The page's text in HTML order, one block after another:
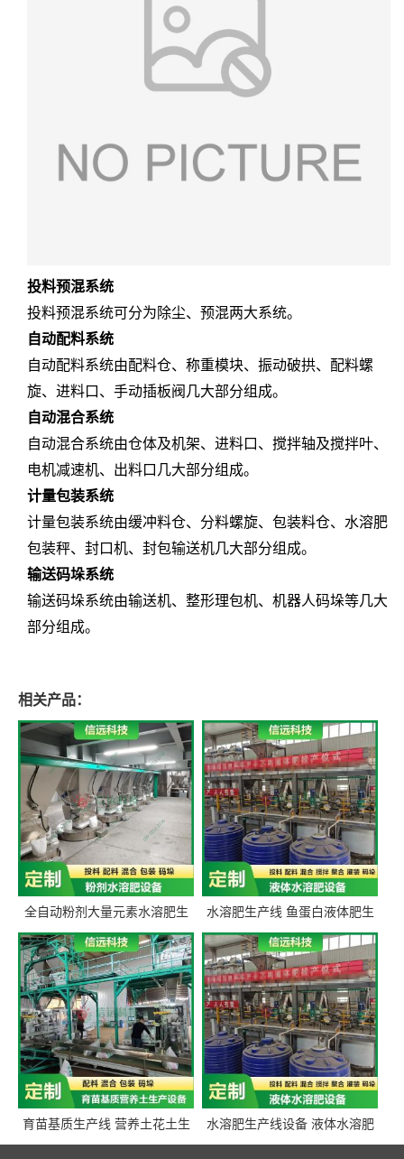
投料预混系统
投料预混系统可分为除尘、预混两大系统。
自动配料系统
自动配料系统由配料仓、称重模块、振动破拱、配料螺
旋、进料口、手动插板阀几大部分组成。
自动混合系统
自动混合系统由仓体及机架、进料口、搅拌轴及搅拌叶、
电机减速机、出料口几大部分组成。
计量包装系统
计量包装系统由缓冲料仓、分料螺旋、包装料仓、水溶肥
包装秤、封口机、封包输送机几大部分组成。
输送码垛系统
输送码垛系统由输送机、整形理包机、机器人码垛等几大
部分组成。
相关产品：
全自动粉剂大量元素水溶肥生
产设备 信远科技肥料生产设备
源头厂家
水溶肥生产线 鱼蛋白液体肥生
产设备 氨基酸液态肥全套设备
育苗基质生产线 营养土花土生
产线 有机肥生产线设备
水溶肥生产线设备 液体水溶肥
生产线 桶装液体水溶肥生产线